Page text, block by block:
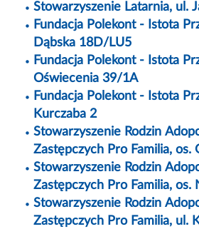
Stowarzyszenie Latarnia, ul.
Fundacja Polekont - Istota
Dąbska 18D/LU5
Fundacja Polekont - Istota
Oświecenia 39/1A
Fundacja Polekont - Istota
Kurczaba 2
Stowarzyszenie Rodzin
Zastępczych Pro Familia, os.
Stowarzyszenie Rodzin
Zastępczych Pro Familia, os.
Stowarzyszenie Rodzin
Zastępczych Pro Familia, ul.